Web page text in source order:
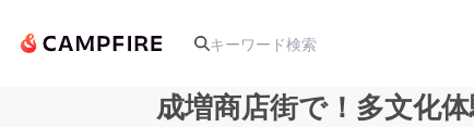
成増商店街で！多文化